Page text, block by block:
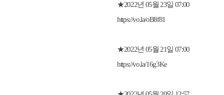
★2022년 05월 23일 07:00
https://vo.la/oB8f81
★2022년 05월 21일 07:00
https://vo.la/16g3Ke